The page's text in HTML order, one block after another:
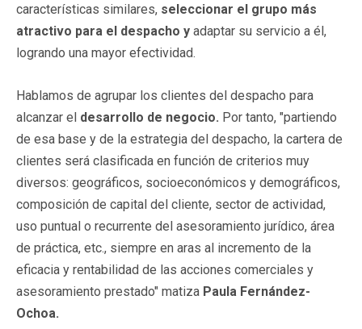
características similares, seleccionar el grupo más
atractivo para el despacho y adaptar su servicio a él,
logrando una mayor efectividad.
Hablamos de agrupar los clientes del despacho para
alcanzar el desarrollo de negocio. Por tanto, "partiendo
de esa base y de la estrategia del despacho, la cartera de
clientes será clasificada en función de criterios muy
diversos: geográficos, socioeconómicos y demográficos,
composición de capital del cliente, sector de actividad,
uso puntual o recurrente del asesoramiento jurídico, área
de práctica, etc., siempre en aras al incremento de la
eficacia y rentabilidad de las acciones comerciales y
asesoramiento prestado" matiza Paula Fernández-
Ochoa.